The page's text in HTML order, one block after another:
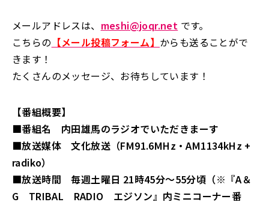
メールアドレスは、 meshi@joqr.net です。
こちらの 【メール投稿フォーム】 からも送ることがで
きます！
たくさんのメッセージ、お待ちしています！
【番組概要】
■番組名 内田雄馬のラジオでいただきまーす
■放送媒体 文化放送（FM91.6MHz・AM1134kHz +
radiko）
■放送時間 毎週土曜日 21時45分～55分頃（※『A＆
G TRIBAL RADIO エジソン』内ミニコーナー番